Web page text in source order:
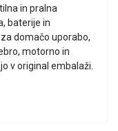
in pralna
baterije in
domačo uporabo,
motorno in
v original embalaži.